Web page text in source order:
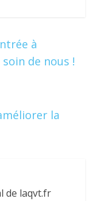
à
de nous !
la
de laqvt.fr